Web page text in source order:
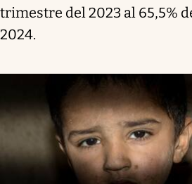
trimestre del 2023 al 65,5%
2024.